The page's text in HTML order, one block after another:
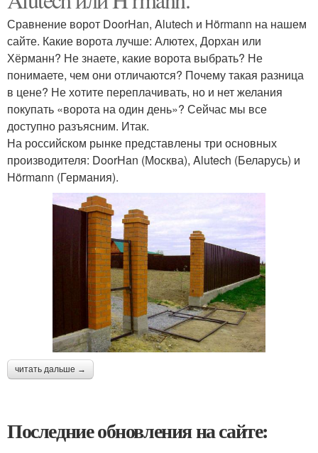
Сравнение ворот DoorHan, Alutech и Hörmann на нашем
сайте. Какие ворота лучше: Алютех, Дорхан или
Хёрманн? Не знаете, какие ворота выбрать? Не
понимаете, чем они отличаются? Почему такая разница
в цене? Не хотите переплачивать, но и нет желания
покупать «ворота на один день»? Сейчас мы все
доступно разъясним. Итак.
На российском рынке представлены три основных
производителя: DoorHan (Москва), Alutech (Беларусь) и
Hörmann (Германия).
читать дальше →
Последние обновления на сайте: